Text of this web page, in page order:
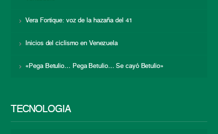
Vera Fortique: voz de la hazaña del 41
Inicios del ciclismo en Venezuela
«Pega Betulio… Pega Betulio… Se cayó Betulio»
TECNOLOGÍA